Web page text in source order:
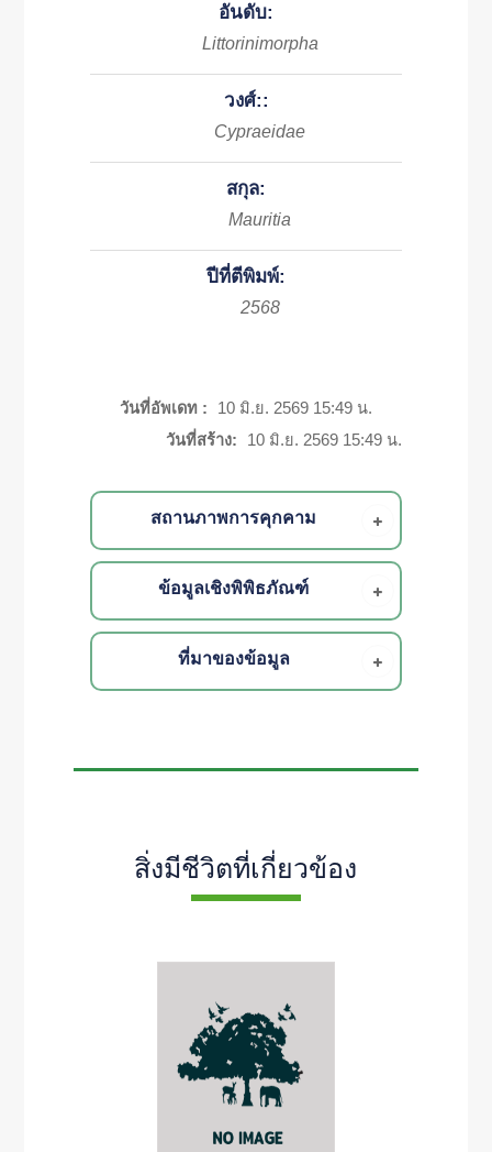
อันดับ:
Littorinimorpha
วงศ์::
Cypraeidae
สกุล:
Mauritia
ปีที่ตีพิมพ์:
2568
วันที่อัพเดท :
10 มิ.ย. 2569 15:49 น.
วันที่สร้าง:
10 มิ.ย. 2569 15:49 น.
สถานภาพการคุกคาม
ข้อมูลเชิงพิพิธภัณฑ์
ที่มาของข้อมูล
สิ่งมีชีวิตที่เกี่ยวข้อง